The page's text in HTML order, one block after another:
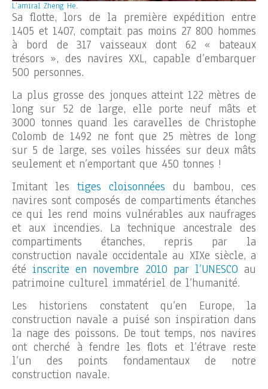
L’amiral Zheng He.
Sa flotte, lors de la première expédition entre
1405 et 1407, comptait pas moins 27 800 hommes
à bord de 317 vaisseaux dont 62 « bateaux
trésors », des navires XXL, capable d’embarquer
500 personnes.
La plus grosse des jonques atteint 122 mètres de
long sur 52 de large, elle porte neuf mâts et
3000 tonnes quand les caravelles de Christophe
Colomb de 1492 ne font que 25 mètres de long
sur 5 de large, ses voiles hissées sur deux mâts
seulement et n’emportant que 450 tonnes !
Imitant les tiges cloisonnées du bambou, ces
navires sont composés de compartiments étanches
ce qui les rend moins vulnérables aux naufrages
et aux incendies. La technique ancestrale des
compartiments étanches, repris par la
construction navale occidentale au XIXe siècle, a
été inscrite en novembre 2010 par l’UNESCO au
patrimoine culturel immatériel de l’humanité.
Les historiens constatent qu’en Europe, la
construction navale a puisé son inspiration dans
la nage des poissons. De tout temps, nos navires
ont cherché à fendre les flots et l’étrave reste
l’un des points fondamentaux de notre
construction navale.